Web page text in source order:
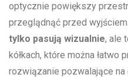
⁤optycznie powiększy
przeglądnąć ‍przed wyjściem.
tylko pasują ​wizualnie, ale
kółkach, które⁢ można łatwo
rozwiązanie ⁤pozwalające